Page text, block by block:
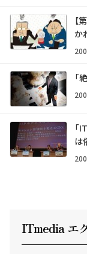
【
か
「
「
は
ITmedia エ